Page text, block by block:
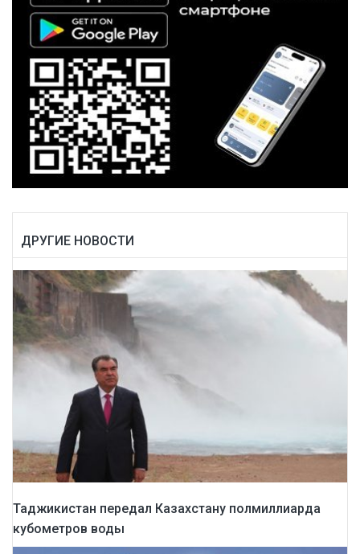
ДРУГИЕ НОВОСТИ
Таджикистан передал Казахстану полмиллиарда
кубометров воды